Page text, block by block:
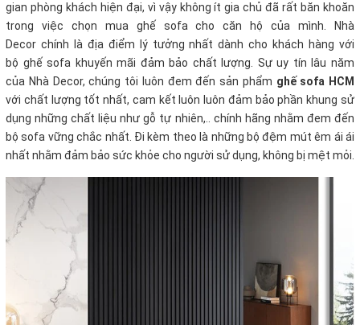
gian phòng khách hiện đại, vì vậy không ít gia chủ đã rất băn khoăn
trong việc chọn mua ghế sofa cho căn hộ của mình. Nhà
Decor chính là địa điểm lý tưởng nhất dành cho khách hàng với
bộ ghế sofa khuyến mãi đảm bảo chất lượng. Sự uy tín lâu năm
của Nhà Decor, chúng tôi luôn đem đến sản phẩm ghế sofa HCM
với chất lượng tốt nhất, cam kết luôn luôn đảm bảo phần khung sử
dụng những chất liệu như gỗ tự nhiên,.. chính hãng nhằm đem đến
bộ sofa vững chắc nhất. Đi kèm theo là những bộ đệm mút êm ái ái
nhất nhằm đảm bảo sức khỏe cho người sử dụng, không bị mệt mỏi.